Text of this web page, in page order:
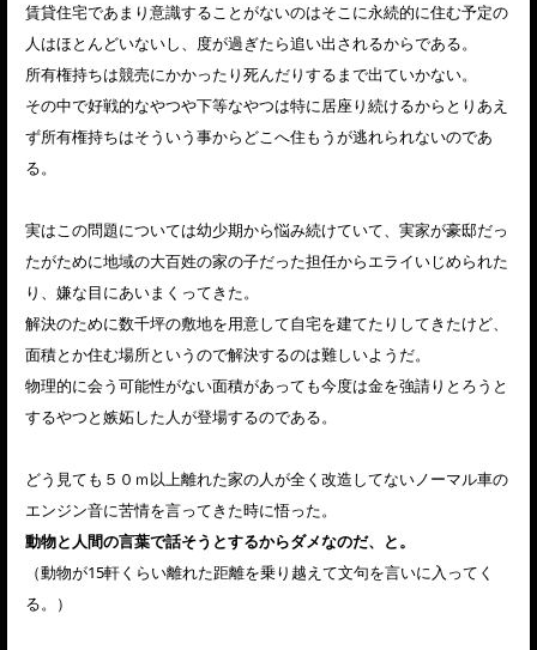
賃貸住宅であまり意識することがないのはそこに永続的に住む予定の
人はほとんどいないし、度が過ぎたら追い出されるからである。
所有権持ちは競売にかかったり死んだりするまで出ていかない。
その中で好戦的なやつや下等なやつは特に居座り続けるからとりあえ
ず所有権持ちはそういう事からどこへ住もうが逃れられないのであ
る。
実はこの問題については幼少期から悩み続けていて、実家が豪邸だっ
たがために地域の大百姓の家の子だった担任からエライいじめられた
り、嫌な目にあいまくってきた。
解決のために数千坪の敷地を用意して自宅を建てたりしてきたけど、
面積とか住む場所というので解決するのは難しいようだ。
物理的に会う可能性がない面積があっても今度は金を強請りとろうと
するやつと嫉妬した人が登場するのである。
どう見ても５０ｍ以上離れた家の人が全く改造してないノーマル車の
エンジン音に苦情を言ってきた時に悟った。
動物と人間の言葉で話そうとするからダメなのだ、と。
（動物が15軒くらい離れた距離を乗り越えて文句を言いに入ってく
る。）